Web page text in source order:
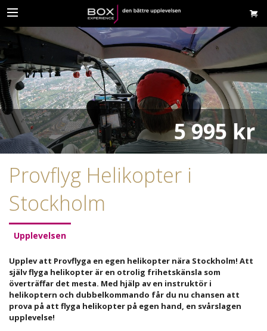
5 995 kr
Provflyg Helikopter i
Stockholm
Upplevelsen
Upplev att Provflyga en egen helikopter nära Stockholm! Att
själv flyga helikopter är en otrolig frihetskänsla som
överträffar det mesta. Med hjälp av en instruktör i
helikoptern och dubbelkommando får du nu chansen att
prova på att flyga helikopter på egen hand, en svårslagen
upplevelse!